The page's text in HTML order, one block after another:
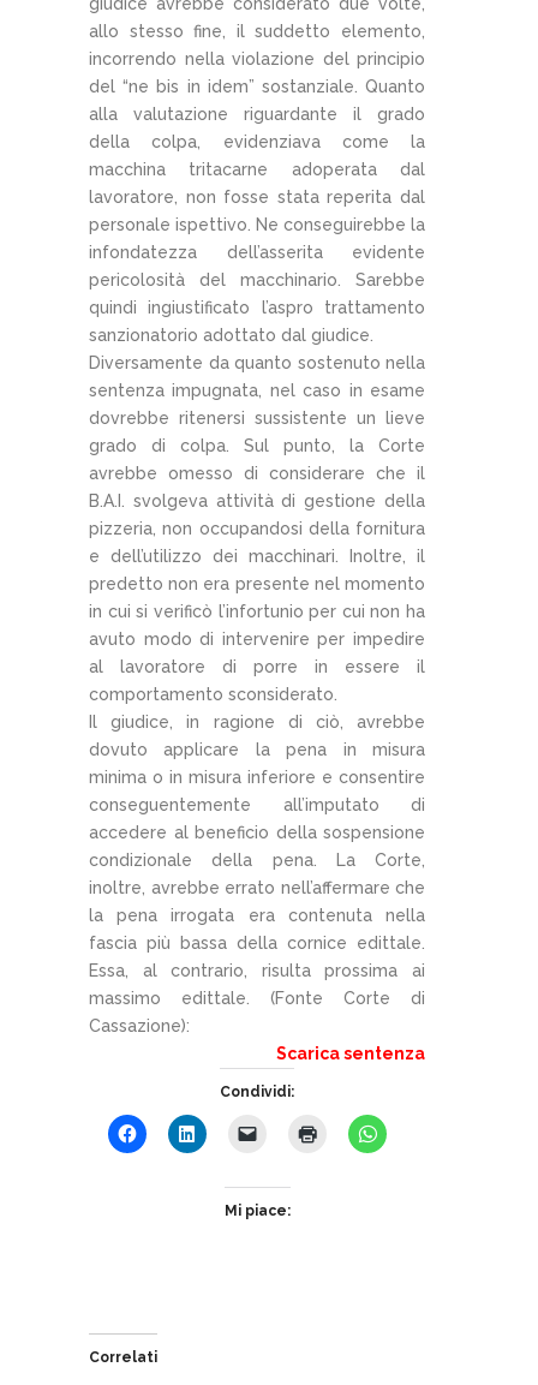
allo stesso fine, il suddetto elemento,
incorrendo nella violazione del principio
del “ne bis in idem” sostanziale. Quanto
alla valutazione riguardante il grado
della colpa, evidenziava come la
macchina tritacarne adoperata dal
lavoratore, non fosse stata reperita dal
personale ispettivo. Ne conseguirebbe la
infondatezza dell’asserita evidente
pericolosità del macchinario. Sarebbe
quindi ingiustificato l’aspro trattamento
sanzionatorio adottato dal giudice.
Diversamente da quanto sostenuto nella
sentenza impugnata, nel caso in esame
dovrebbe ritenersi sussistente un lieve
grado di colpa. Sul punto, la Corte
avrebbe omesso di considerare che il
B.A.I. svolgeva attività di gestione della
pizzeria, non occupandosi della fornitura
e dell’utilizzo dei macchinari. Inoltre, il
predetto non era presente nel momento
in cui si verificò l’infortunio per cui non ha
avuto modo di intervenire per impedire
al lavoratore di porre in essere il
comportamento sconsiderato.
Il giudice, in ragione di ciò, avrebbe
dovuto applicare la pena in misura
minima o in misura inferiore e consentire
conseguentemente all’imputato di
accedere al beneficio della sospensione
condizionale della pena. La Corte,
inoltre, avrebbe errato nell’affermare che
la pena irrogata era contenuta nella
fascia più bassa della cornice edittale.
Essa, al contrario, risulta prossima ai
massimo edittale. (Fonte Corte di
Cassazione):
Scarica sentenza
Condividi:
Mi piace:
Correlati